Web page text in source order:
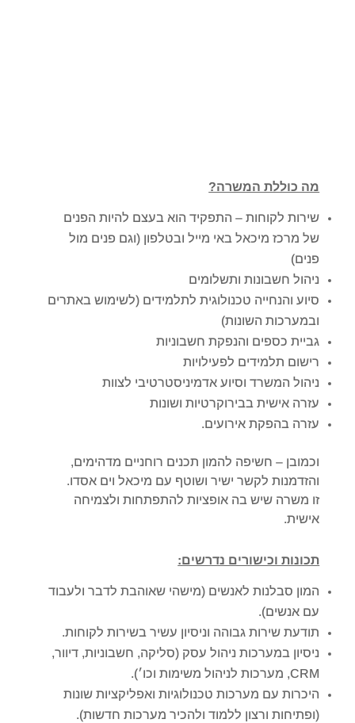
מה כוללת המשרה?
שירות לקוחות – התפקיד הוא בעצם להיות הפנים
של מרכז מיכאלבאי מייל ובטלפון (וגם פנים מול
פנים)
ניהול חשבונות ותשלומים
סיוע והנחייה טכנולוגית לתלמידים (לשימוש באתרים
ובמערכות השונות)
גביית כספים והנפקת חשבוניות
רישום תלמידים לפעילויות
ניהול המשרד וסיוע אדמיניסטרטיבי לצוות
עזרה אישית בבירוקרטיות ושונות
עזרה בהפקת אירועים.
וכמובן – חשיפה להמון תכנים רוחניים מדהימים,
והזדמנות לקשר ישיר ושוטף עם מיכאל וים אסדו.
זו משרה שיש בה אופציות להתפתחות ולצמיחה
אישית.
תכונות וכישורים נדרשים:
המון סבלנות לאנשים (מישהי שאוהבת לדבר ולעבוד
עם אנשים).
תודעת שירות גבוהה וניסיון עשיר בשירות לקוחות.
ניסיון במערכות ניהול עסק (סליקה, חשבוניות, דיוור,
CRM, מערכות לניהול משימות וכו׳).
היכרות עם מערכות טכנולוגיות ואפליקציות שונות
(ופתיחות ורצון ללמוד ולהכיר מערכות חדשות).